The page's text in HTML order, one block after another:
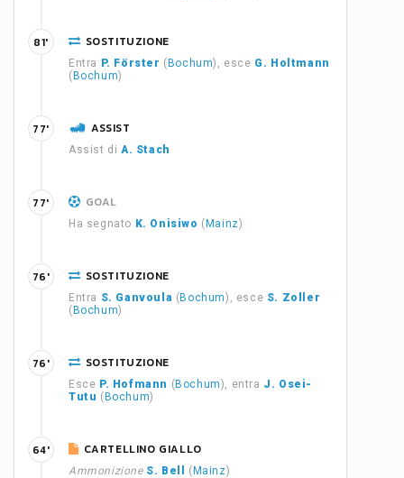
SOSTITUZIONE
Entra P. Förster ( Bochum), esce G. Holtmann
( Bochum)
81'
ASSIST
Assist di A. Stach
77'
GOAL
Ha segnato K. Onisiwo ( Mainz)
77'
SOSTITUZIONE
Entra S. Ganvoula ( Bochum), esce S. Zoller
( Bochum)
76'
SOSTITUZIONE
Esce P. Hofmann ( Bochum), entra J. Osei-
Tutu ( Bochum)
76'
CARTELLINO GIALLO
Ammonizione S. Bell ( Mainz)
64'